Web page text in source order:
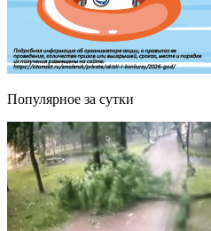
Популярное за сутки